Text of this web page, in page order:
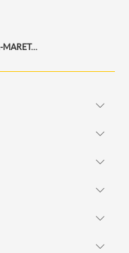
PEMENANG-PROGRAM-ISAKU-PERIODE-11-MARET-14-APRIL-2024